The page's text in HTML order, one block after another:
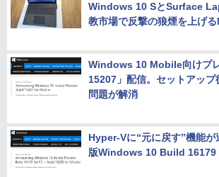
Windows 10 SとSurface
教市場で反撃の狼煙を上げ
Windows 10 Mobile向けプ
15207」配信。セットアップ
問題が解消
Hyper-Vに“元に戻す”機能が
版Windows 10 Build 16179